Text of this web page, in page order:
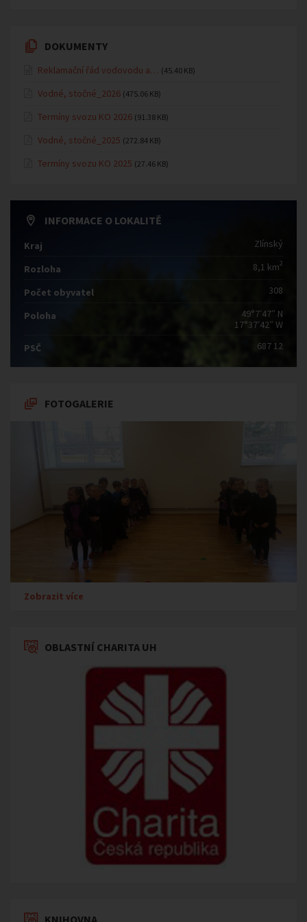
DOKUMENTY
Reklamační řád vodovodu a… (45.40 KB)
Vodné, stočné_2026 (475.06 KB)
Termíny svozu KO 2026 (91.38 KB)
Vodné, stočné_2025 (272.84 KB)
Termíny svozu KO 2025 (27.46 KB)
INFORMACE O LOKALITĚ
Kraj Zlínský
Rozloha 8,1 km2
Počet obyvatel 308
Poloha
49°7′47″ N
17°37′42″ W
PSČ
687 12
FOTOGALERIE
Zobrazit více
OBLASTNÍ CHARITA UH
KNIHOVNA